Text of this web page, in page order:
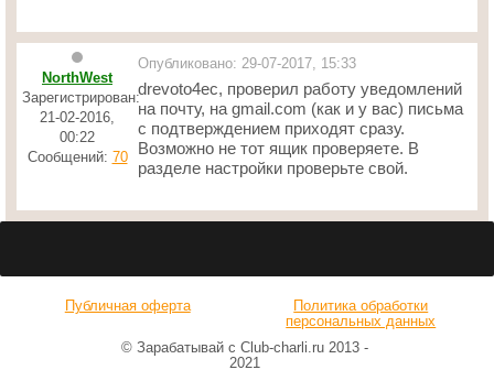
NorthWest
Зарегистрирован:
21-02-2016,
00:22
Сообщений: 70
Опубликовано: 29-07-2017, 15:33
drevoto4ec, проверил работу уведомлений
на почту, на gmail.com (как и у вас) письма
с подтверждением приходят сразу.
Возможно не тот ящик проверяете. В
разделе настройки проверьте свой.
Публичная оферта
Политика обработки
персональных данных
© Зарабатывай с Club-charli.ru 2013 -
2021